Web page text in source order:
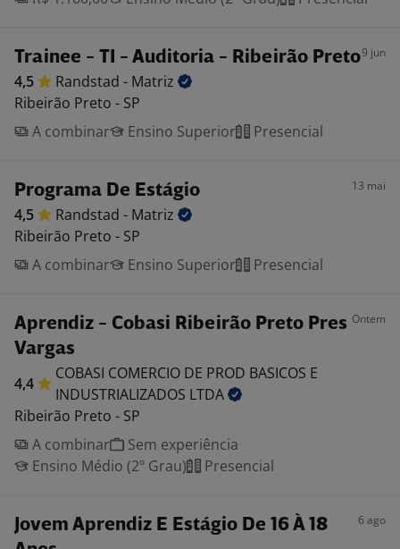
Trainee - TI - Auditoria - Ribeirão Preto9 jun
4,5 Randstad - Matriz
Ribeirão Preto - SP
A combinar
Ensino Superior Presencial
Programa De Estágio 13 mai
4,5 Randstad - Matriz
Ribeirão Preto - SP
A combinar
Ensino Superior Presencial
Aprendiz - Cobasi Ribeirão Preto Pres
Vargas
Ontem
4,4
COBASI COMERCIO DE PROD BASICOS E
INDUSTRIALIZADOS LTDA
Ribeirão Preto - SP
A combinar
Sem experiência
Ensino Médio (2º Grau)
Presencial
Jovem Aprendiz E Estágio De 16 À 18
6 ago